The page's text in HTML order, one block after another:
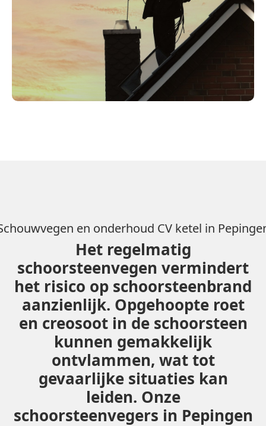
en onderhoud CV ketel in
Het regelmatig
schoorsteenvegen vermindert
het risico op schoorsteenbrand
aanzienlijk. Opgehoopte roet
en creosoot in de schoorsteen
kunnen gemakkelijk
ontvlammen, wat tot
gevaarlijke situaties kan
leiden. Onze
schoorsteenvegers in Pepingen